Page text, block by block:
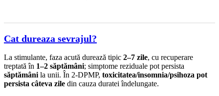
Cat dureaza sevrajul?
La stimulante, faza acută durează tipic 2–7 zile, cu recuperare
treptată în 1–2 săptămâni; simptome reziduale pot persista
săptămâni la unii. În 2-DPMP, toxicitatea/insomnia/psihoza pot
persista câteva zile din cauza duratei îndelungate.